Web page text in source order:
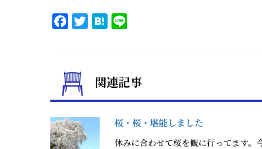
Facebook
TwitterHatena
関連記事
桜・桜・堪能しました
休みに合わせて桜を観に行ってます